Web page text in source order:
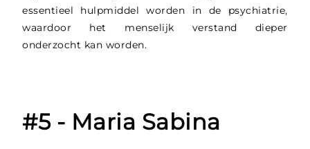
essentieel hulpmiddel worden in de psychiatrie,
waardoor het menselijk verstand dieper
onderzocht kan worden.
#5 - Maria Sabina